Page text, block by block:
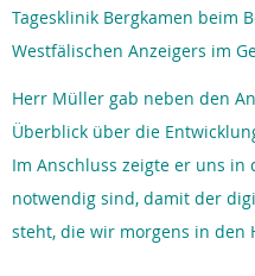
Tagesklinik Bergkamen beim
Westfälischen Anzeigers im
Herr Müller gab neben den
Überblick über die
Im Anschluss zeigte er uns
notwendig sind, damit der
steht, die wir morgens in den